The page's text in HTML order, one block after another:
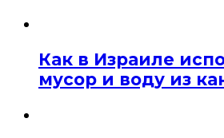
Как в Израиле
мусор и воду из